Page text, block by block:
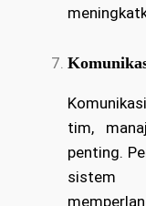
tim,
penting.
sistem